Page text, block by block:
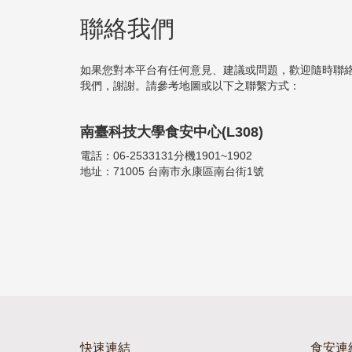
聯絡我們
如果您對本平台有任何意見、建議或問題，歡迎隨時聯
我們，謝謝。請參考地圖或以下之聯繫方式：
南臺科技大學食安中心(L308)
電話：06-2533131分機1901~1902
地址：71005 台南市永康區南台街1號
快速連結 食安連